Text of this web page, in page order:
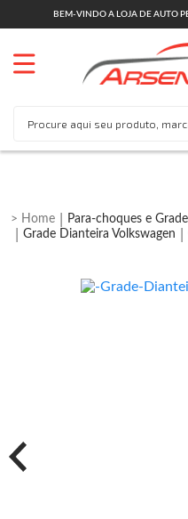
BEM-VINDO A LOJA DE AUTO
Para-choques e
Grade Dianteira Volkswagen